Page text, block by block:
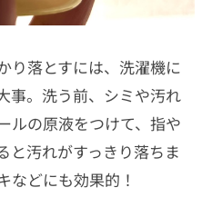
り落とすには、洗濯機に
事。洗う前、シミや汚れ
ルの原液をつけて、指や
と汚れがすっきり落ちま
などにも効果的！